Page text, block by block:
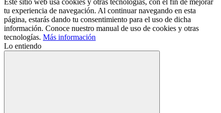
Este sitio web usa cookies y otras tecnologías, con el fin de mejorar
tu experiencia de navegación. Al continuar navegando en esta
página, estarás dando tu consentimiento para el uso de dicha
información. Conoce nuestro manual de uso de cookies y otras
tecnologías. Más información
Lo entiendo